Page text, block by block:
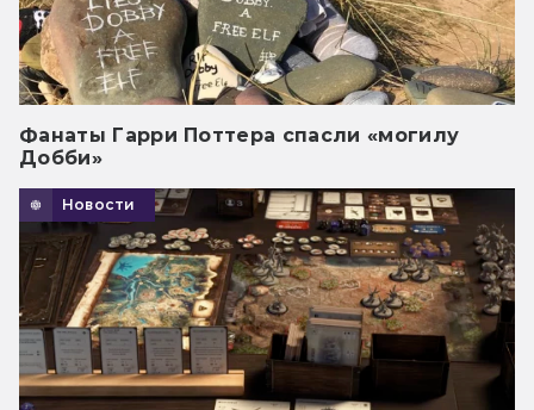
Фанаты Гарри Поттера спасли «могилу
Добби»
Новости